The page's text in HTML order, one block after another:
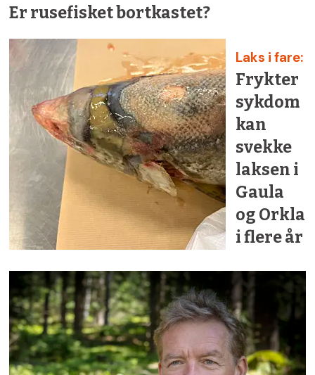
Er rusefisket bortkastet?
Laks i fare:
Frykter
sykdom
kan
svekke
laksen i
Gaula
og Orkla
i flere år